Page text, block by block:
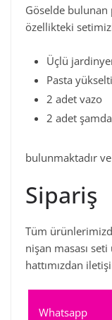
Göselde bulunan
özellikteki
Üçlü
Pasta
2 adet vazo
2 adet
bulunmaktadır
Sipariş
Tüm
nişan masası
hattımızdan
Whatsapp